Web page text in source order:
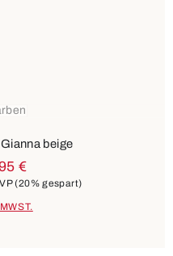
beige
€
(20% gespart)